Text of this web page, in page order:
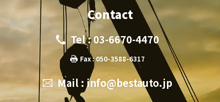
Contact
Tel : 03-6670-4470
Fax : 050-3588-6317
Mail : info@bestauto.jp